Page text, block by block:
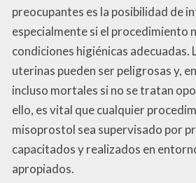
preocupantes es la posibilidad de
especialmente si el procedimiento
condiciones higiénicas adecuadas.
uterinas pueden ser peligrosas y,
incluso mortales si no se tratan
ello, es vital que cualquier
misoprostol sea supervisado por
capacitados y realizados en
apropiados.